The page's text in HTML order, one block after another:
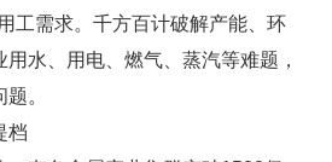
工需求。千方百计破解产能、环
水、用电、燃气、蒸汽等难题，
。
档